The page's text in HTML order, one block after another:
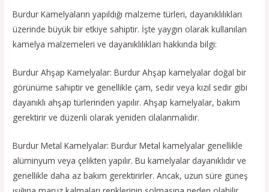
Burdur Kamelyaların yapıldığı malzeme türleri, dayanıklılıkları
üzerinde büyük bir etkiye sahiptir. İşte yaygın olarak kullanılan
kamelya malzemeleri ve dayanıklılıkları hakkında bilgi:
Burdur Ahşap Kamelyalar: Burdur Ahşap kamelyalar doğal bir
görünüme sahiptir ve genellikle çam, sedir veya kızıl sedir gibi
dayanıklı ahşap türlerinden yapılır. Ahşap kamelyalar, bakım
gerektirir ve düzenli olarak yeniden cilalanmalıdır.
Burdur Metal Kamelyalar: Burdur Metal kamelyalar genellikle
alüminyum veya çelikten yapılır. Bu kamelyalar dayanıklıdır ve
genellikle daha az bakım gerektirirler. Ancak, uzun süre güneş